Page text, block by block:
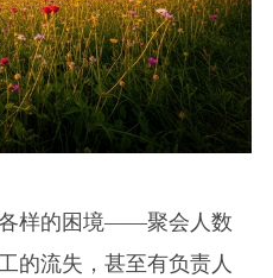
样的困境——聚会人数
的流失，甚至有负责人